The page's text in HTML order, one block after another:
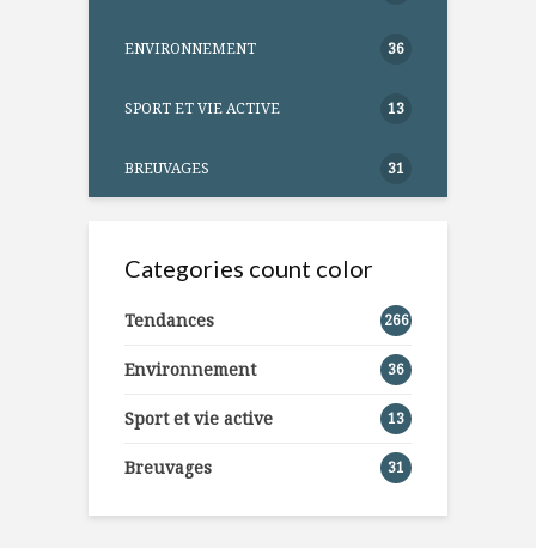
ENVIRONNEMENT 36
SPORT ET VIE ACTIVE 13
BREUVAGES 31
Categories count color
Tendances 266
Environnement 36
Sport et vie active 13
Breuvages 31